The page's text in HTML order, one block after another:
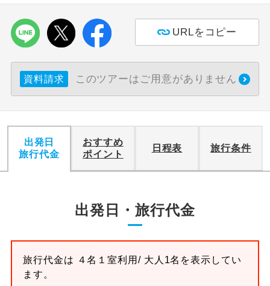
URLをコピー
資料請求 このツアーはご用意がありません
出発日
旅行代金
おすすめ
ポイント
日程表 旅行条件
出発日・旅行代金
旅行代金は ４名１室利用/ 大人1名を表示してい
ます。